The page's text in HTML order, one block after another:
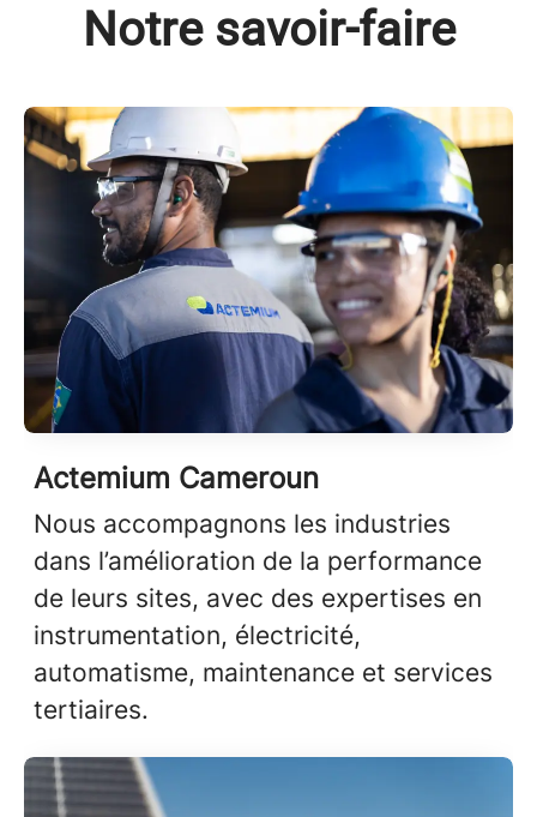
Notre savoir-faire
Actemium Cameroun
Nous accompagnons les industries
dans l’amélioration de la performance
de leurs sites, avec des expertises en
instrumentation, électricité,
automatisme, maintenance et services
tertiaires.